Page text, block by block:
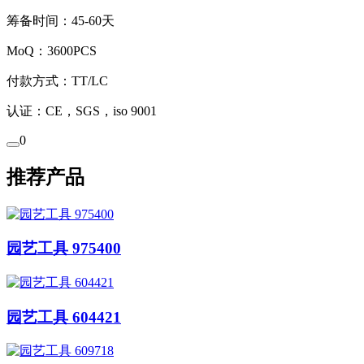
筹备时间：45-60天
MoQ：3600PCS
付款方式：TT/LC
认证：CE，SGS，iso 9001
0
推荐产品
园艺工具 975400
园艺工具 604421